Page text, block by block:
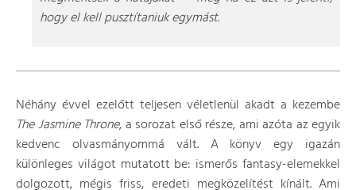
hogy el kell pusztítaniuk egymást.
Néhány évvel ezelőtt teljesen véletlenül akadt a kezembe
The Jasmine Throne, a sorozat első része, ami azóta az egyik
kedvenc olvasmányommá vált. A könyv egy igazán
különleges világot mutatott be: ismerős fantasy-elemekkel
dolgozott, mégis friss, eredeti megközelítést kínált. Ami